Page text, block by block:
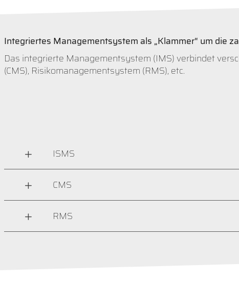
Integriertes Managementsystem als „Klammer“ um die
Das integrierte Managementsystem (IMS) verbindet
(CMS), Risikomanagementsystem (RMS), etc.
ISMS
CMS
RMS